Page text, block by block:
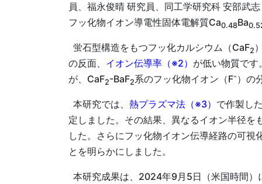
員、福永俊晴 研究員、同工学研究科 安部武
フッ化物イオン導電性固体電解質Ca0.48Ba
蛍石型構造をもつフッ化カルシウム（CaF2
の反面、 イオン伝導率（※2） が低い物質です
が、CaF2-BaF2系のフッ化物イオン（F- ）の
本研究では、 熱プラズマ法（※3） で作製し
定しました。その結果、異なるイオン半径を
した。さらにフッ化物イオン伝導経路の可
とを明らかにしました。
本研究成果は、2024年9月5日（米国時間